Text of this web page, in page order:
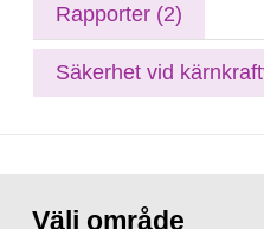
Rapporter (2)
Säkerhet vid
Välj område